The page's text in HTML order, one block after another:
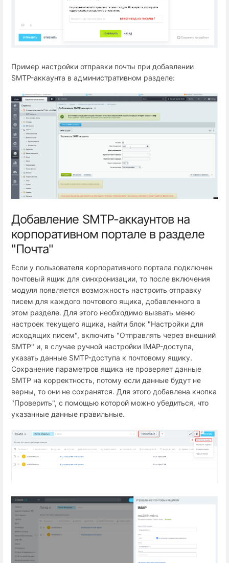
Пример настройки отправки почты при добавлении
SMTP-аккаунта в административном разделе:
Добавление SMTP-аккаунтов на
корпоративном портале в разделе
"Почта"
Если у пользователя корпоративного портала подключен
почтовый ящик для синхронизации, то после включения
модуля появляется возможность настроить отправку
писем для каждого почтового ящика, добавленного в
этом разделе. Для этого необходимо вызвать меню
настроек текущего ящика, найти блок "Настройки для
исходящих писем", включить "Отправлять через внешний
SMTP" и, в случае ручной настройки IMAP-доступа,
указать данные SMTP-доступа к почтовому ящику.
Сохранение параметров ящика не проверяет данные
SMTP на корректность, потому если данные будут не
верны, то они не сохранятся. Для этого добавлена кнопка
"Проверить", с помощью которой можно убедиться, что
указанные данные правильные.